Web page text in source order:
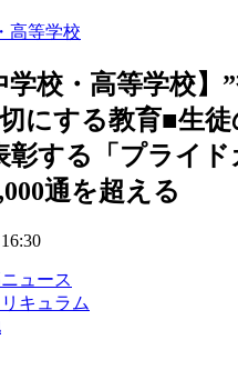
高等学校
学校・高等学校】
にする教育■生
彰する「プライド
通を超える
ュース
キュラム